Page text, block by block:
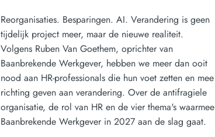
Reorganisaties. Besparingen. AI. Verandering is geen
tijdelijk project meer, maar de nieuwe realiteit.
Volgens Ruben Van Goethem, oprichter van
Baanbrekende Werkgever, hebben we meer dan ooit
nood aan HR-professionals die hun voet zetten en mee
richting geven aan verandering. Over de antifragiele
organisatie, de rol van HR en de vier thema's waarmee
Baanbrekende Werkgever in 2027 aan de slag gaat.